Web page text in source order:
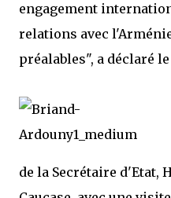
engagement
relations avec
préalables", a déclaré
de la Secrétaire d'Etat,